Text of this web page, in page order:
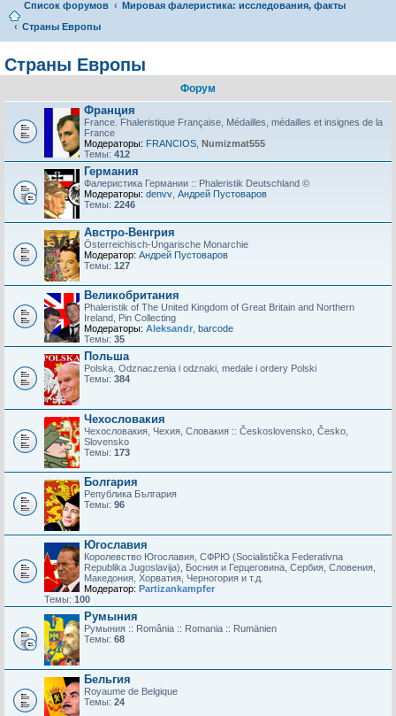
Список форумов
Мировая фалеристика: исследования, факты
Страны Европы
Страны Европы
Форум
Франция
France. Fhaleristique Française, Médailles, médailles et insignes de la
France
Модераторы: FRANCIOS Numizmat555
Темы: 412
Германия
Фалеристика Германии :: Phaleristik Deutschland ©
Модераторы: denvv Андрей Пустоваров
Темы: 2246
Австро-Венгрия
Österreichisch-Ungarische Monarchie
Модератор: Андрей Пустоваров
Темы: 127
Великобритания
Phaleristik of The United Kingdom of Great Britain and Northern
Ireland, Pin Collecting
Модераторы: Aleksandr barcode
Темы: 35
Польша
Polska. Odznaczenia i odznaki, medale i ordery Polski
Темы: 384
Чехословакия
Чехословакия, Чехия, Словакия :: Československo, Česko,
Slovensko
Темы: 173
Болгария
Република България
Темы: 96
Югославия
Королевство Югославия, СФРЮ (Socialistička Federativna
Republika Jugoslavija), Босния и Герцеговина, Сербия, Словения,
Македония, Хорватия, Черногория и т.д.
Модератор: Partizankampfer
Темы: 100
Румыния
Румыния :: România :: Romania :: Rumänien
Темы: 68
Бельгия
Royaume de Belgique
Темы: 24